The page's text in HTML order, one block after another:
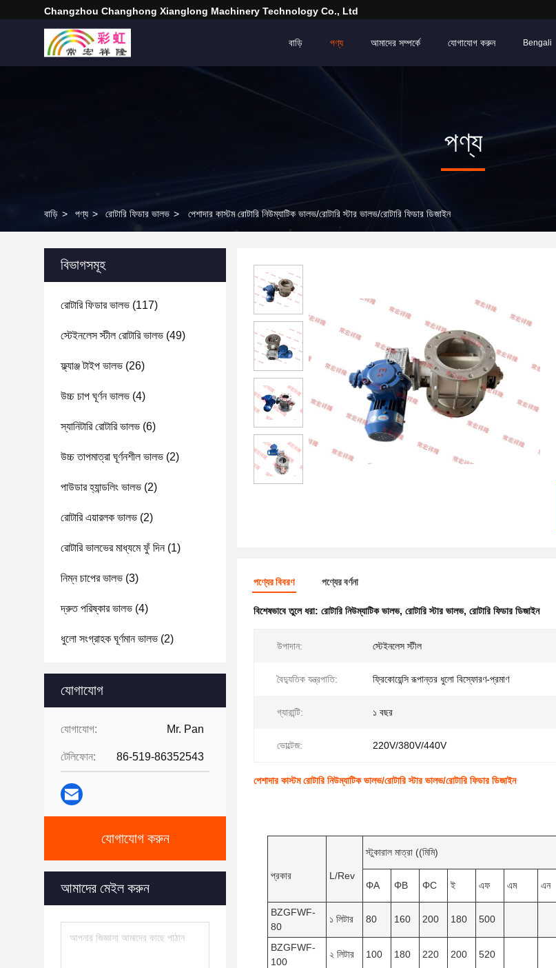
Changzhou Changhong Xianglong Machinery Technology Co., Ltd
বাড়ি পণ্য আমাদের সম্পর্কে যোগাযোগ করুন Bengali
পণ্য
বাড়ি > পণ্য > রোটারি ফিডার ভালভ > পেশাদার কাস্টম রোটারি নিউম্যাটিক ভালভ/রোটারি স্টার ভালভ/রোটারি ফিডার ডিজাইন
বিভাগসমূহ
রোটারি ফিডার ভালভ (117)
স্টেইনলেস স্টীল রোটারি ভালভ (49)
ফ্ল্যাঞ্জ টাইপ ভালভ (26)
উচ্চ চাপ ঘূর্ণন ভালভ (4)
স্যানিটারি রোটারি ভালভ (6)
উচ্চ তাপমাত্রা ঘূর্ণনশীল ভালভ (2)
পাউডার হ্যান্ডলিং ভালভ (2)
রোটারি এয়ারলক ভালভ (2)
রোটারি ভালভের মাধ্যমে ফুঁ দিন(1)
নিম্ন চাপের ভালভ (3)
দ্রুত পরিষ্কার ভালভ (4)
ধুলো সংগ্রাহক ঘূর্ণমান ভালভ (2)
যোগাযোগ
যোগাযোগ: Mr. Pan
টেলিফোন: 86-519-86352543
যোগাযোগ করুন
আমাদের মেইল ​​করুন
পণ্যের বিবরণ পণ্যের বর্ণনা
বিশেষভাবে তুলে ধরা: রোটারি নিউম্যাটিক ভালভ, রোটারি স্টার ভালভ, রোটারি ফিডার ডিজাইন
উপাদান: স্টেইনলেস স্টীল
বৈদ্যুতিক যন্ত্রপাতি: ফ্রিকোয়েন্সি রূপান্তর ধুলো বিস্ফোরণ-প্রমাণ
গ্যারান্টি: ১ বছর
ভোল্টেজ: 220V/380V/440V
পেশাদার কাস্টম রোটারি নিউম্যাটিক ভালভ/রোটারি স্টার ভালভ/রোটারি ফিডার ডিজাইন
প্রকার L/Rev
স্টুকারাল মাত্রা ((মিমি)
ΦA
ΦB ΦC ই এফ এম এন
BZGFWF-
80
১ লিটার 80 160 200 180 500
BZGFWF-
100
২ লিটার 100 180 220 200 520